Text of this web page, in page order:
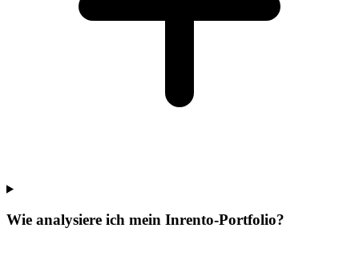
Wie analysiere ich mein Inrento-Portfolio?